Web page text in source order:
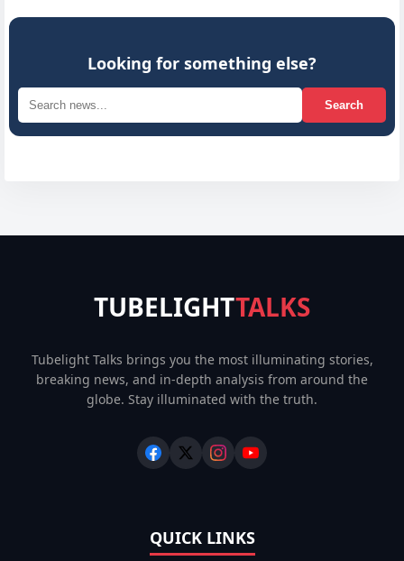
Looking for something else?
Search
TUBELIGHTTALKS
Tubelight Talks brings you the most illuminating stories,
breaking news, and in-depth analysis from around the
globe. Stay illuminated with the truth.
QUICK LINKS